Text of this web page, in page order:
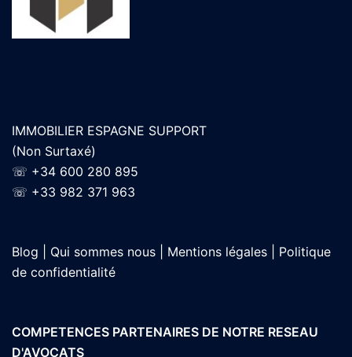
IMMOBILIER ESPAGNE SUPPORT
(Non Surtaxé)
☏ +34 600 280 895
☏ +33 982 371 963
Blog | Qui sommes nous | Mentions légales |
Politique
de confidentialité
COMPETENCES PARTENAIRES DE NOTRE RESEAU
D'AVOCATS